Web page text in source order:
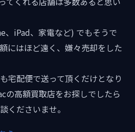
、iPad、家電など) でもそうで
にはほど遠く、嫌々売却をした
宅配便で送って頂くだけとなり
の高額買取店をお探しでしたら
くださいませ。